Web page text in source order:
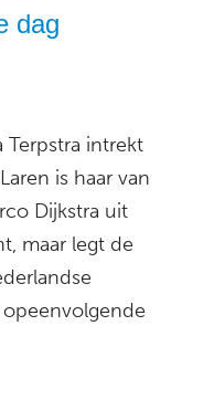
dag
Terpstra intrekt
is haar van
Dijkstra uit
maar legt de